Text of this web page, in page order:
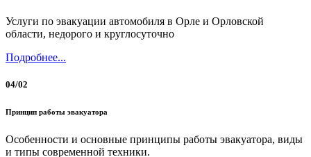
Услуги по эвакуации автомобиля в Орле и Орловской
области, недорого и круглосуточно
Подробнее...
04/02
Принцип работы эвакуатора
Особенности и основные принципы работы эвакуатора, виды
и типы современной техники.